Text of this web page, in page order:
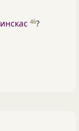
46?